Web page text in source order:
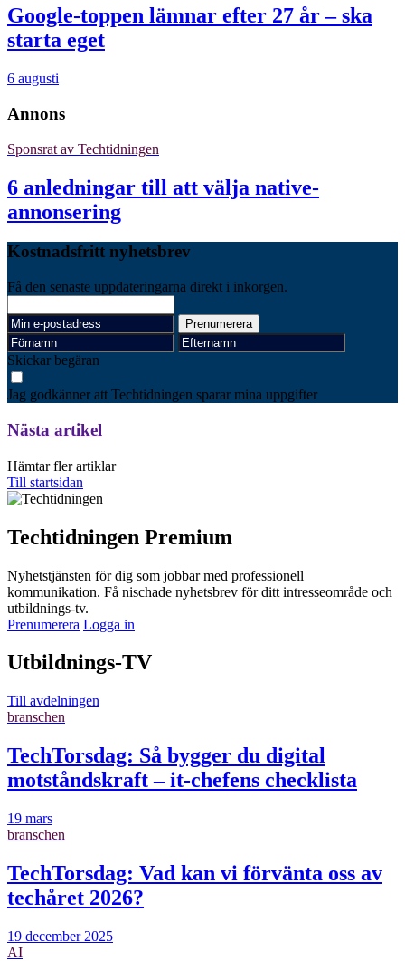
Google-toppen lämnar efter 27 år – ska
starta eget
6 augusti
Annons
Sponsrat av Techtidningen
6 anledningar till att välja native-
annonsering
Kostnadsfritt nyhetsbrev
Få den senaste uppdateringarna direkt i inkorgen.
Skickar begäran
Jag godkänner att Techtidningen sparar mina uppgifter
Nästa artikel
Hämtar fler artiklar
Till startsidan
Techtidningen Premium
Nyhetstjänsten för dig som jobbar med professionell
kommunikation. Få nischade nyhetsbrev för ditt intresseområde och
utbildnings-tv.
Prenumerera Logga in
Utbildnings-TV
Till avdelningen
branschen
TechTorsdag: Så bygger du digital
motståndskraft – it-chefens checklista
19 mars
branschen
TechTorsdag: Vad kan vi förvänta oss av
techåret 2026?
19 december 2025
AI